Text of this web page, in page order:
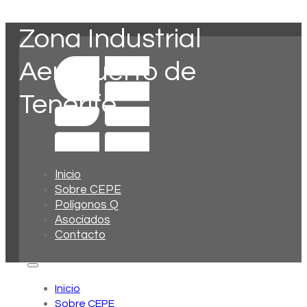
Inicio
Sobre CEPE
Polígonos Q
Asociados
Contacto
Inicio
Sobre CEPE
Zona Industrial
Aeropuerto de
Tenerife